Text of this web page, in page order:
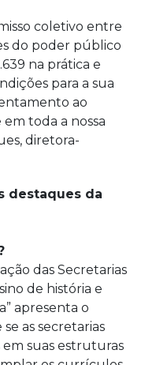
coletivo entre
do poder público
na prática e
para a sua
ao
toda a nossa
diretora-
destaques da
das Secretarias
de história e
apresenta o
as secretarias
suas estruturas